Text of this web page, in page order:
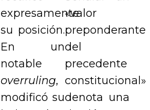
expresamente
su posición.
En un
notable
overruling,
modificó su
«valor
preponderante
del
precedente
constitucional»
denota una